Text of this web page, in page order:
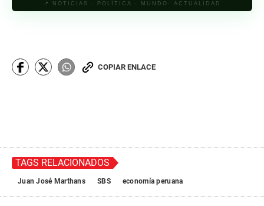
📍 NOTICIAS · POLÍTICA · MUNDO· ACTUALIDAD
COPIAR ENLACE
TAGS RELACIONADOS
Juan José Marthans SBS economía peruana